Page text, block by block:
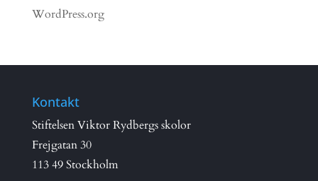
WordPress.org
Kontakt
Stiftelsen Viktor Rydbergs skolor
Frejgatan 30
113 49 Stockholm